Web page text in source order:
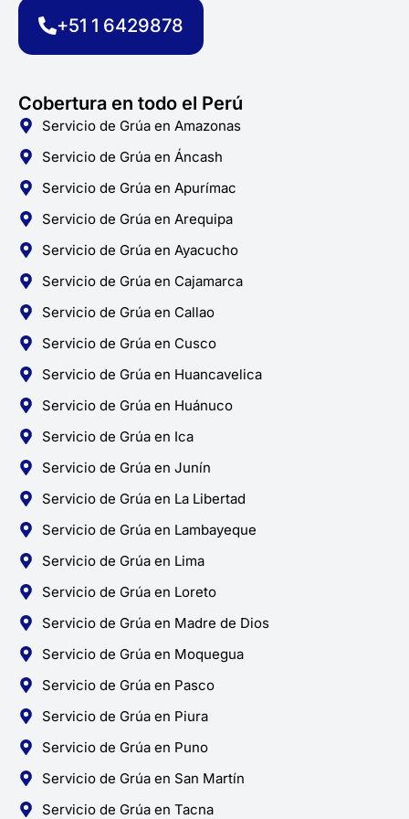
m
+51 1 6429878
Cobertura en todo el Perú
Servicio de Grúa en Amazonas
Servicio de Grúa en Áncash
Servicio de Grúa en Apurímac
Servicio de Grúa en Arequipa
Servicio de Grúa en Ayacucho
Servicio de Grúa en Cajamarca
Servicio de Grúa en Callao
Servicio de Grúa en Cusco
Servicio de Grúa en Huancavelica
Servicio de Grúa en Huánuco
Servicio de Grúa en Ica
Servicio de Grúa en Junín
Servicio de Grúa en La Libertad
Servicio de Grúa en Lambayeque
Servicio de Grúa en Lima
Servicio de Grúa en Loreto
Servicio de Grúa en Madre de Dios
Servicio de Grúa en Moquegua
Servicio de Grúa en Pasco
Servicio de Grúa en Piura
Servicio de Grúa en Puno
Servicio de Grúa en San Martín
Servicio de Grúa en Tacna